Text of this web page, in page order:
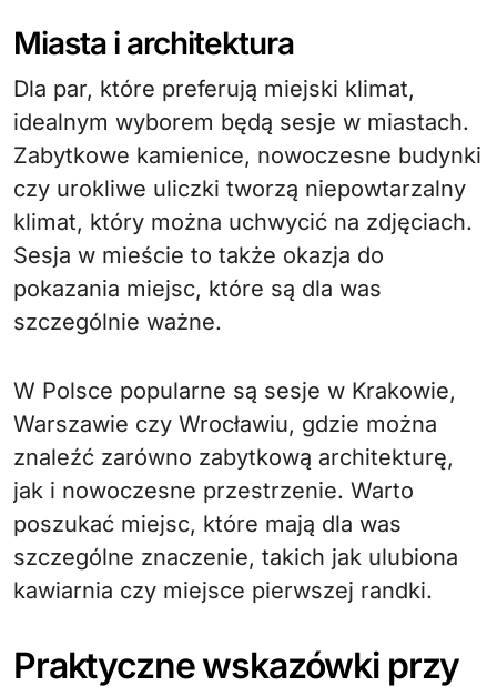
Miasta i architektura
Dla par, które preferują miejski klimat,
idealnym wyborem będą sesje w miastach.
Zabytkowe kamienice, nowoczesne budynki
czy urokliwe uliczki tworzą niepowtarzalny
klimat, który można uchwycić na zdjęciach.
Sesja w mieście to także okazja do
pokazania miejsc, które są dla was
szczególnie ważne.
W Polsce popularne są sesje w Krakowie,
Warszawie czy Wrocławiu, gdzie można
znaleźć zarówno zabytkową architekturę,
jak i nowoczesne przestrzenie. Warto
poszukać miejsc, które mają dla was
szczególne znaczenie, takich jak ulubiona
kawiarnia czy miejsce pierwszej randki.
Praktyczne wskazówki przy